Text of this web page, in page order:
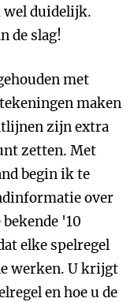
wel duidelijk.
de slag!
met
maken
zijn extra
zetten. Met
begin ik te
over
'10
elke spelregel
werken. U krijgt
en hoe u de